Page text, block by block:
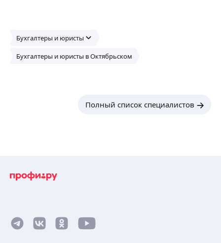
Бухгалтеры и юристы
Бухгалтеры и юристы в Октябрьском
Полный список специалистов